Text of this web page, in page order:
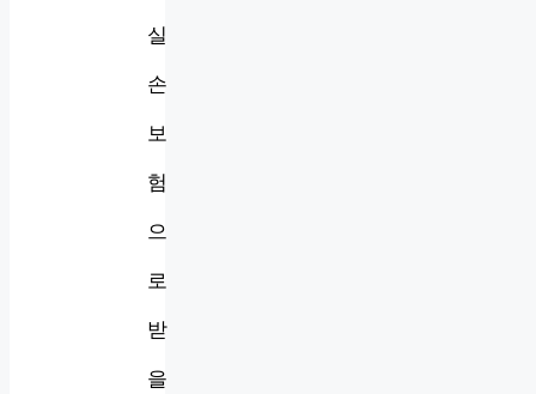
실
손
보
험
으
로
받
을